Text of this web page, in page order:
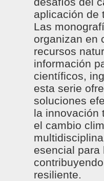
aplicación de
Las
organizan en
recursos
información
científicos,
esta serie
soluciones
la innovación
el cambio
esencial para
resiliente.